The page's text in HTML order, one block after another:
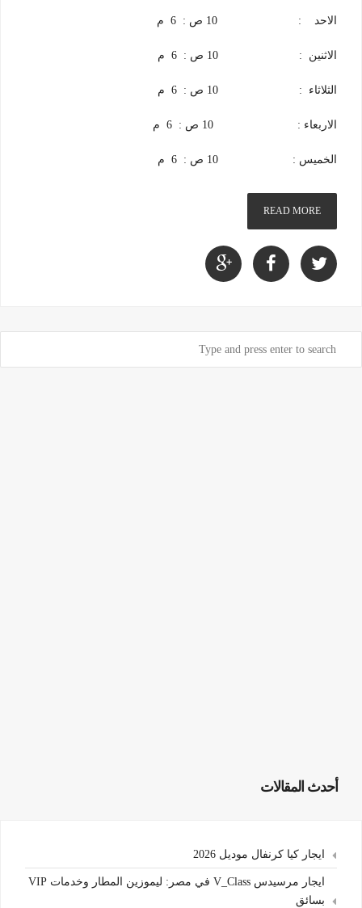
الاحد : 10 ص : 6 م
الاثنين : 10 ص : 6 م
الثلاثاء : 10 ص : 6 م
الاربعاء : 10 ص : 6 م
الخميس : 10 ص : 6 م
READ MORE
أحدث المقالات
ايجار كيا كرنفال موديل 2026
ايجار مرسيدس V_Class في مصر: ليموزين المطار وخدمات VIP
بسائق